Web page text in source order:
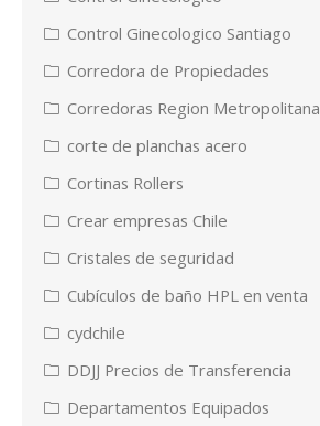
Control Ginecologico Santiago
Corredora de Propiedades
Corredoras Region Metropolitana
corte de planchas acero
Cortinas Rollers
Crear empresas Chile
Cristales de seguridad
Cubículos de baño HPL en venta
cydchile
DDJJ Precios de Transferencia
Departamentos Equipados